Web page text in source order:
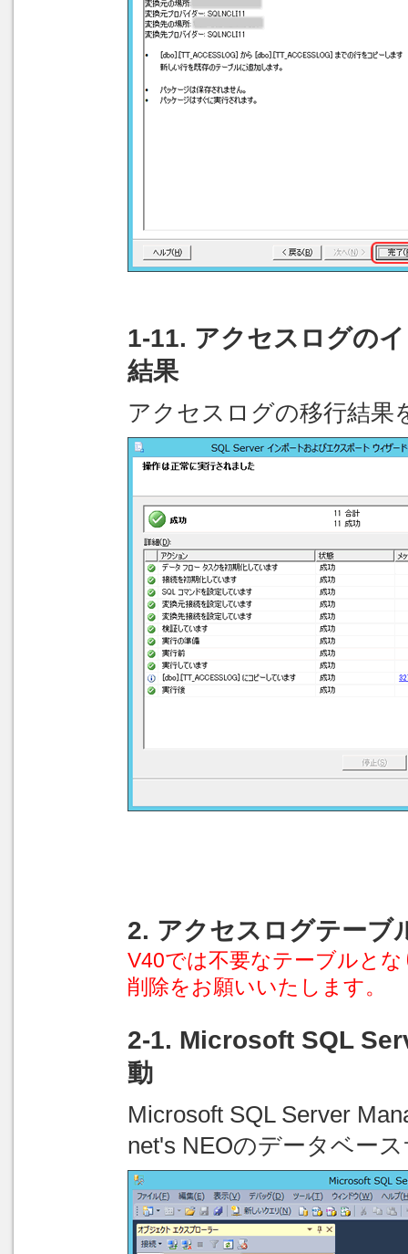
1-11. アクセスログの
結果
アクセスログの移行結果
2. アクセスログテーブ
V40では不要なテーブルと
削除をお願いいたします。
2-1. Microsoft SQL
動
Microsoft SQL Server
net's NEOのデータベー